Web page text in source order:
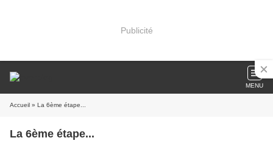
Publicité
MENU
Accueil » La 6ème étape...
La 6ème étape...